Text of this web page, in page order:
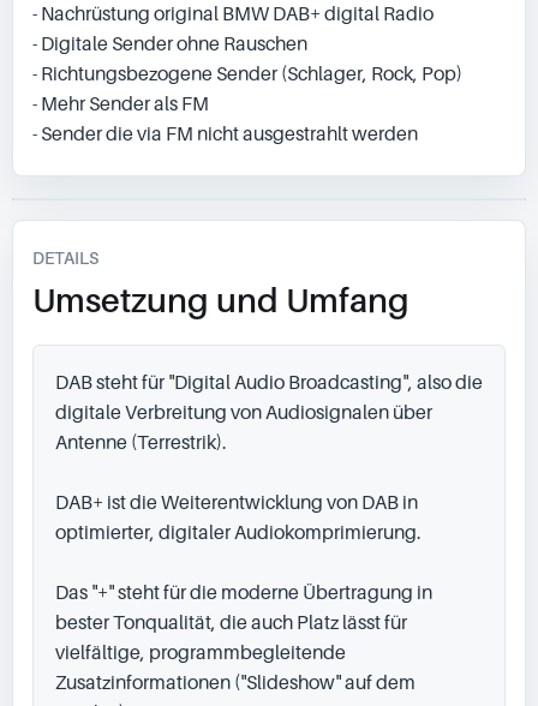
- Nachrüstung original BMW DAB+ digital Radio
- Digitale Sender ohne Rauschen
- Richtungsbezogene Sender (Schlager, Rock, Pop)
- Mehr Sender als FM
- Sender die via FM nicht ausgestrahlt werden
DETAILS
Umsetzung und Umfang
DAB steht für "Digital Audio Broadcasting", also die
digitale Verbreitung von Audiosignalen über
Antenne (Terrestrik).
DAB+ ist die Weiterentwicklung von DAB in
optimierter, digitaler Audiokomprimierung.
Das "+" steht für die moderne Übertragung in
bester Tonqualität, die auch Platz lässt für
vielfältige, programmbegleitende
Zusatzinformationen ("Slideshow" auf dem